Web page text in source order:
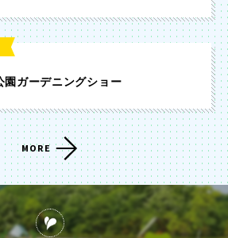
園ガーデニングショー
MORE